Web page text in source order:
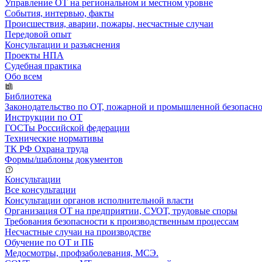
Управление ОТ на региональном и местном уровне
События, интервью, факты
Происшествия, аварии, пожары, несчастные случаи
Передовой опыт
Консультации и разъяснения
Проекты НПА
Судебная практика
Обо всем
Библиотека
Законодательство по ОТ, пожарной и промышленной
Инструкции по ОТ
ГОСТы Российской федерации
Технические нормативы
ТК РФ Охрана труда
Формы/шаблоны документов
Консультации
Все консультации
Консультации органов исполнительной власти
Организация ОТ на предприятии, СУОТ, трудовые споры
Требования безопасности к производственным процессам
Несчастные случаи на производстве
Обучение по ОТ и ПБ
Медосмотры, профзаболевания, МСЭ.